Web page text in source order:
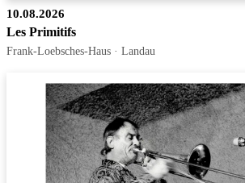
10.08.2026
Les Primitifs
Frank-Loebsches-Haus · Landau